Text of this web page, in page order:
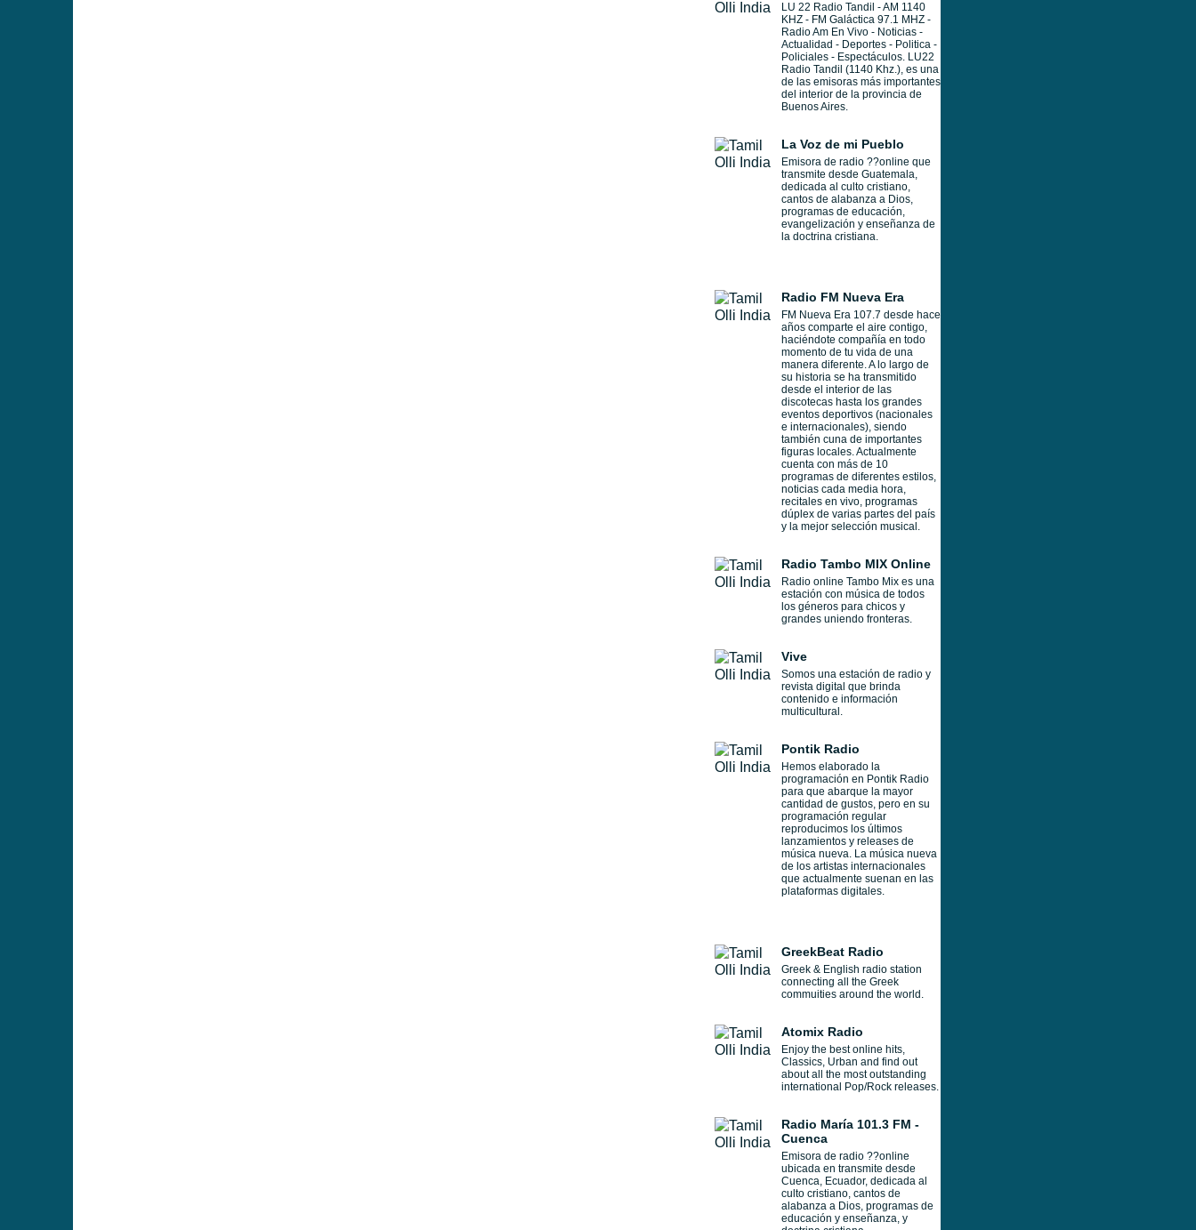
LU 22 Radio Tandil - AM 1140
KHZ - FM Galáctica 97.1 MHZ -
Radio Am En Vivo - Noticias -
Actualidad - Deportes - Politica -
Policiales - Espectáculos. LU22
Radio Tandil (1140 Khz.), es una
de las emisoras más importantes
del interior de la provincia de
Buenos Aires.
La Voz de mi Pueblo
Emisora de radio ??online que
transmite desde Guatemala,
dedicada al culto cristiano,
cantos de alabanza a Dios,
programas de educación,
evangelización y enseñanza de
la doctrina cristiana.
Radio FM Nueva Era
FM Nueva Era 107.7 desde hace
años comparte el aire contigo,
haciéndote compañía en todo
momento de tu vida de una
manera diferente. A lo largo de
su historia se ha transmitido
desde el interior de las
discotecas hasta los grandes
eventos deportivos (nacionales
e internacionales), siendo
también cuna de importantes
figuras locales. Actualmente
cuenta con más de 10
programas de diferentes estilos,
noticias cada media hora,
recitales en vivo, programas
dúplex de varias partes del país
y la mejor selección musical.
Radio Tambo MIX Online
Radio online Tambo Mix es una
estación con música de todos
los géneros para chicos y
grandes uniendo fronteras.
Vive
Somos una estación de radio y
revista digital que brinda
contenido e información
multicultural.
Pontik Radio
Hemos elaborado la
programación en Pontik Radio
para que abarque la mayor
cantidad de gustos, pero en su
programación regular
reproducimos los últimos
lanzamientos y releases de
música nueva. La música nueva
de los artistas internacionales
que actualmente suenan en las
plataformas digitales.
GreekBeat Radio
Greek & English radio station
connecting all the Greek
commuities around the world.
Atomix Radio
Enjoy the best online hits,
Classics, Urban and find out
about all the most outstanding
international Pop/Rock releases.
Radio María 101.3 FM -
Cuenca
Emisora de radio ??online
ubicada en transmite desde
Cuenca, Ecuador, dedicada al
culto cristiano, cantos de
alabanza a Dios, programas de
educación y enseñanza, y